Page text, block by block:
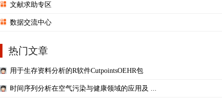
文献求助专区
数据交流中心
热门文章
用于生存资料分析的R软件CutpointsOEHR包
时间序列分析在空气污染与健康领域的应用及 ...